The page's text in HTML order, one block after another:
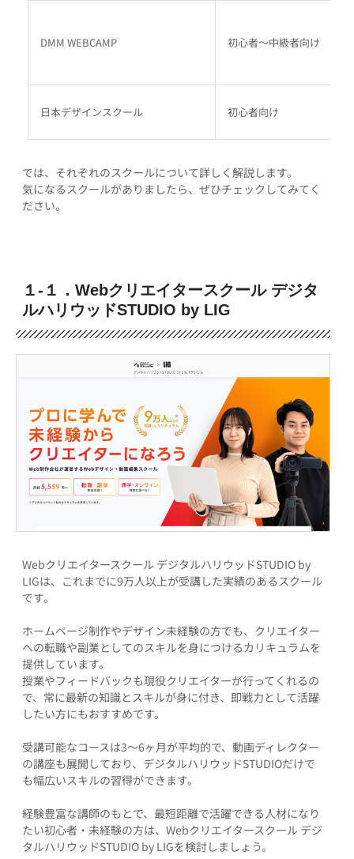
DMM WEBCAMP 初心者～中級者向け
日本デザインスクール 初心者向け
では、それぞれのスクールについて詳しく解説します。
気になるスクールがありましたら、ぜひチェックしてみてく
ださい。
１-１．Webクリエイタースクール デジタ
ルハリウッドSTUDIO by LIG
Webクリエイタースクール デジタルハリウッドSTUDIO by
LIGは、これまでに9万人以上が受講した実績のあるスクール
です。
ホームページ制作やデザイン未経験の方でも、クリエイター
への転職や副業としてのスキルを身につけるカリキュラムを
提供しています。
授業やフィードバックも現役クリエイターが行ってくれるの
で、常に最新の知識とスキルが身に付き、即戦力として活躍
したい方にもおすすめです。
受講可能なコースは3～6ヶ月が平均的で、動画ディレクター
の講座も展開しており、デジタルハリウッドSTUDIOだけで
も幅広いスキルの習得ができます。
経験豊富な講師のもとで、最短距離で活躍できる人材になり
たい初心者・未経験の方は、Webクリエイタースクール デジ
タルハリウッドSTUDIO by LIGを検討しましょう。